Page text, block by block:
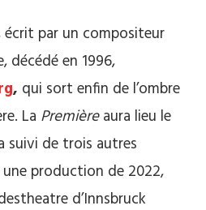
écrit par un compositeur
décédé en 1996,
, qui sort enfin de l’ombre
La Premièreaura lieu le
suivi de trois autres
une production de 2022,
d’Innsbruck